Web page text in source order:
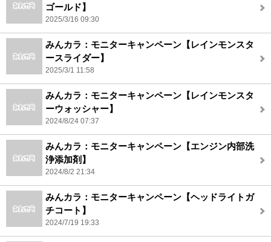
ゴールド】
2025/3/16 09:30
みんカラ：モニターキャンペーン【レインモンスタ
ースライダー】
2025/3/1 11:58
みんカラ：モニターキャンペーン【レインモンスタ
ーウォッシャー】
2024/8/24 07:37
みんカラ：モニターキャンペーン【エンジン内部洗
浄添加剤】
2024/8/2 21:34
みんカラ：モニターキャンペーン【ヘッドライトガ
チコート】
2024/7/19 19:33